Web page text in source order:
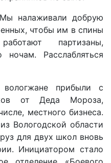
налаживали добрую
чтобы им в спины
партизаны,
Расслабляться
прибыли с
от Деда Мороза,
местного бизнеса.
Вологодской области
для двух школ вновь
Инициатором стало